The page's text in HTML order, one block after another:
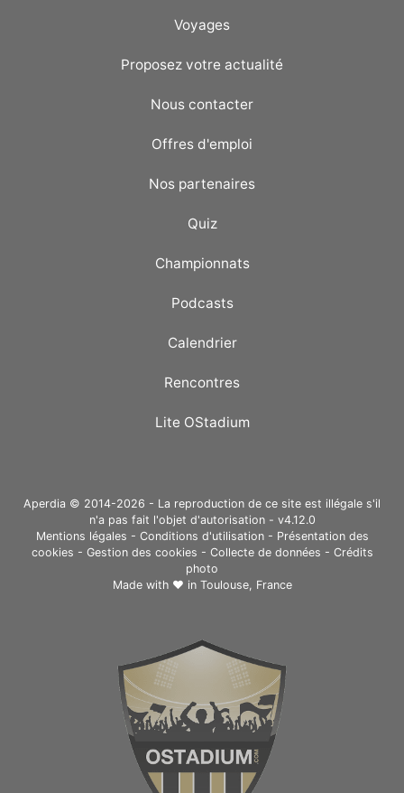
Voyages
Proposez votre actualité
Nous contacter
Offres d'emploi
Nos partenaires
Quiz
Championnats
Podcasts
Calendrier
Rencontres
Lite OStadium
Aperdia © 2014-2026 - La reproduction de ce site est illégale s'il
n'a pas fait l'objet d'autorisation - v4.12.0
Mentions légales - Conditions d'utilisation- Présentation des
cookies - Gestion des cookies - Collecte de données - Crédits
photo
Made with ❤ in Toulouse, France